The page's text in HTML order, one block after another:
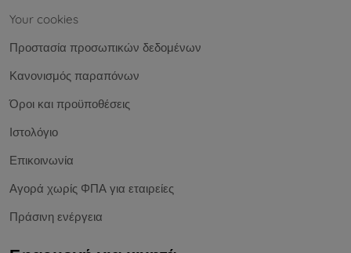
Your cookies
Προστασία προσωπικών δεδομένων
Κανονισμός παραπόνων
Όροι και προϋποθέσεις
Ιστολόγιο
Επικοινωνία
Αγορά χωρίς ΦΠΑ για εταιρείες
Πράσινη ενέργεια